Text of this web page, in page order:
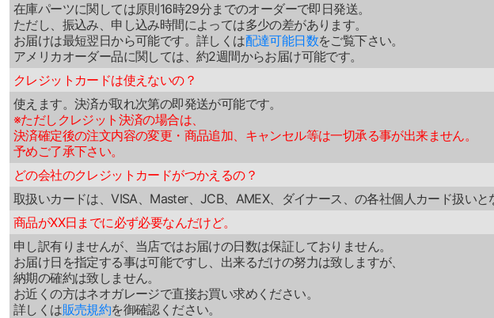
在庫パーツに関しては原則16時29分までのオーダーで即日発送。
ただし、振込み、申し込み時間によっては多少の差があります。
お届けは最短翌日から可能です。詳しくは配達可能日数をご覧下さい。
アメリカオーダー品に関しては、約2週間からお届け可能です。
クレジットカードは使えないの？
使えます。決済が取れ次第の即発送が可能です。
※ただしクレジット決済の場合は、
決済確定後の注文内容の変更・商品追加、キャンセル等は一切承る事が出来ません。
予めご了承下さい。
どの会社のクレジットカードがつかえるの？
取扱いカードは、VISA、Master、JCB、AMEX、ダイナース、の各社個人カード扱いと
商品がXX日までに必ず必要なんだけど。
申し訳有りませんが、当店ではお届けの日数は保証しておりません。
お届け日を指定する事は可能ですし、出来るだけの努力は致しますが、
納期の確約は致しません。
お近くの方はネオガレージで直接お買い求めください。
詳しくは販売規約を御確認ください。